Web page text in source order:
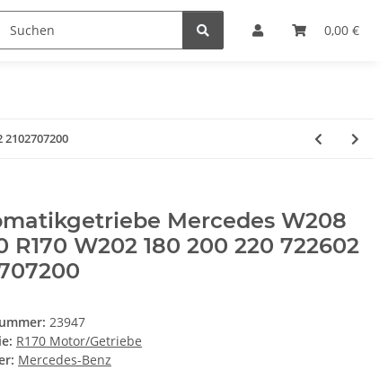
0,00 €
Mercedes W208
R170 W202 180 200 220 722602
23947
R170 Motor/Getriebe
Mercedes-Benz